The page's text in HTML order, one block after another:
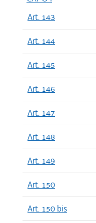
Art. 143
Art. 144
Art. 145
Art. 146
Art. 147
Art. 148
Art. 149
Art. 150
Art. 150 bis